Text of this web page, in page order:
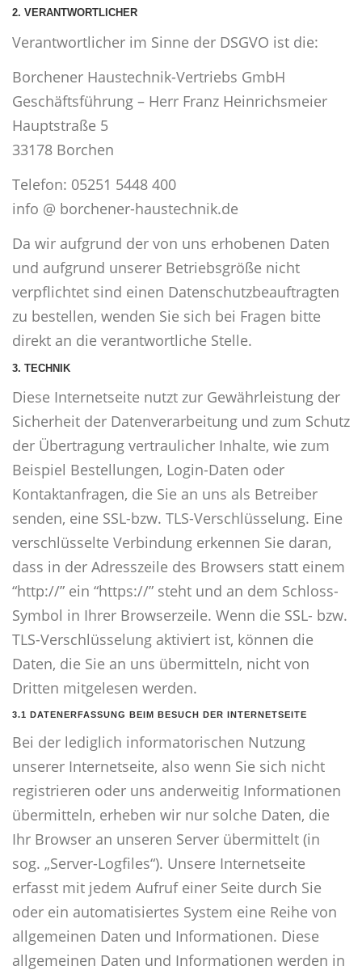
2. VERANTWORTLICHER
Verantwortlicher im Sinne der DSGVO ist die:
Borchener Haustechnik-Vertriebs GmbH
Geschäftsführung – Herr Franz Heinrichsmeier
Hauptstraße 5
33178 Borchen
Telefon: 05251 5448 400
info @ borchener-haustechnik.de
Da wir aufgrund der von uns erhobenen Daten
und aufgrund unserer Betriebsgröße nicht
verpflichtet sind einen Datenschutzbeauftragten
zu bestellen, wenden Sie sich bei Fragen bitte
direkt an die verantwortliche Stelle.
3. TECHNIK
Diese Internetseite nutzt zur Gewährleistung der
Sicherheit der Datenverarbeitung und zum Schutz
der Übertragung vertraulicher Inhalte, wie zum
Beispiel Bestellungen, Login-Daten oder
Kontaktanfragen, die Sie an uns als Betreiber
senden, eine SSL-bzw. TLS-Verschlüsselung. Eine
verschlüsselte Verbindung erkennen Sie daran,
dass in der Adresszeile des Browsers statt einem
“http://” ein “https://” steht und an dem Schloss-
Symbol in Ihrer Browserzeile. Wenn die SSL- bzw.
TLS-Verschlüsselung aktiviert ist, können die
Daten, die Sie an uns übermitteln, nicht von
Dritten mitgelesen werden.
3.1 DATENERFASSUNG BEIM BESUCH DER INTERNETSEITE
Bei der lediglich informatorischen Nutzung
unserer Internetseite, also wenn Sie sich nicht
registrieren oder uns anderweitig Informationen
übermitteln, erheben wir nur solche Daten, die
Ihr Browser an unseren Server übermittelt (in
sog. „Server-Logfiles“). Unsere Internetseite
erfasst mit jedem Aufruf einer Seite durch Sie
oder ein automatisiertes System eine Reihe von
allgemeinen Daten und Informationen. Diese
allgemeinen Daten und Informationen werden in